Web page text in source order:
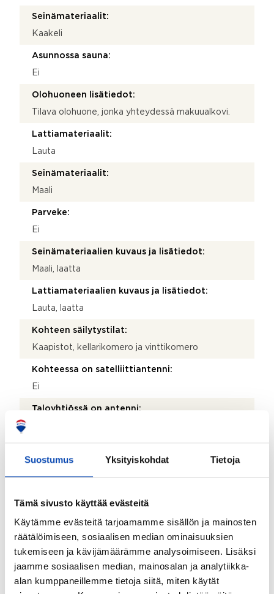
Suostumus Yksityiskohdat Tietoja
Tämä sivusto käyttää evästeitä
Käytämme evästeitä tarjoamamme sisällön ja mainosten
räätälöimiseen, sosiaalisen median ominaisuuksien
tukemiseen ja kävijämäärämme analysoimiseen. Lisäksi
jaamme sosiaalisen median, mainosalan ja analytiikka-
alan kumppaneillemme tietoja siitä, miten käytät
Seinämateriaalit:
Kaakeli
Asunnossa sauna:
Ei
Olohuoneen lisätiedot:
Tilava olohuone, jonka yhteydessä makuualkovi.
Lattiamateriaalit:
Lauta
Seinämateriaalit:
Maali
Parveke:
Ei
Seinämateriaalien kuvaus ja lisätiedot:
Maali, laatta
Lattiamateriaalien kuvaus ja lisätiedot:
Lauta, laatta
Kohteen säilytystilat:
Kaapistot, kellarikomero ja vinttikomero
Kohteessa on satelliittiantenni:
Ei
Taloyhtiössä on antenni:
Kyllä
Keittiökaapit (Puustelli) + kodinkoneet uusittu v.
Kohteen yleiskunto:
Hyvä
Kohde myydään kalustettuna: